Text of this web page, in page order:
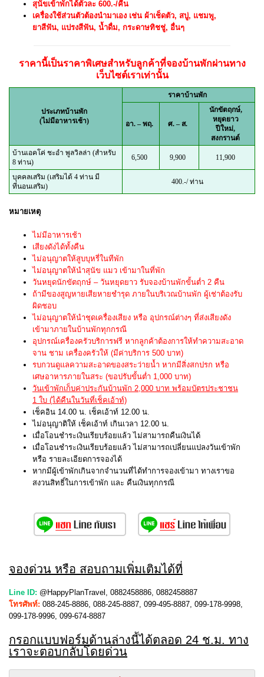
สุนัขเข้าพักได้ตัวละ 600.-/คืน
เครื่องใช้ส่วนตัวต้องนำมาเอง เช่น ผ้าเช็ดตัว, สบู่, แชมพู,
ยาสีฟัน, แปรงสีฟัน, น้ำดื่ม, กระดาษทิชชู่, อื่นๆ
ราคานี้เป็นราคาพิเศษสำหรับลูกค้าที่จองบ้านพักผ่านทาง
เว็บไซต์เราเท่านั้น
ประเภทบ้านพัก
(ไม่มีอาหารเช้า)
ราคาบ้านพัก
อา. – พฤ. ศ. – ส.
นักขัตฤกษ์,
หยุดยาว
ปีใหม่,
สงกรานต์
บ้านเอคโค่ ชะอำ พูลวิลล่า (สำหรับ
8 ท่าน)
6,500 9,900 11,900
บุคคลเสริม (เสริมได้ 4 ท่าน มี
ที่นอนเสริม)
400.-/ ท่าน
หมายเหตุ
ไม่มีอาหารเช้า
เสียงดังได้ทั้งคืน
ไม่อนุญาตให้สูบบุหรี่ในทีพัก
ไม่อนุญาตให้นำสุนัข แมว เข้ามาในที่พัก
วันหยุดนักขัตฤกษ์ – วันหยุดยาว รับจองบ้านพักขั้นต่ำ 2 คืน
ถ้ามีของสูญหายเสียหายชำรุด ภายในบริเวณบ้านพัก ผู้เช่าต้องรับ
ผิดชอบ
ไม่อนุญาตให้นำชุดเครื่องเสียง หรือ อุปกรณ์ต่างๆ ที่ส่งเสียงดัง
เข้ามาภายในบ้านพักทุกกรณี
อุปกรณ์เครื่องครัวบริการฟรี หากลูกค้าต้องการให้ทำความสะอาด
จาน ชาม เครื่องครัวให้ (มีค่าบริการ 500 บาท)
รบกวนดูแลความสะอาดของสระว่ายน้ำ หากมีสิ่งสกปรก หรือ
เศษอาหารภายในสระ (ขอปรับขั้นต่ำ 1,000 บาท)
วันเข้าพักเก็บค่าประกันบ้านพัก 2,000 บาท พร้อมบัตรประชาชน
1 ใบ (ได้คืนในวันที่เช็คเอ้าท์)
เช็คอิน 14.00 น. เช็คเอ้าท์ 12.00 น.
ไม่อนุญาติให้ เช็คเอ้าท์ เกินเวลา 12.00 น.
เมื่อโอนชำระเงินเรียบร้อยแล้ว ไม่สามารถคืนเงินได้
เมื่อโอนชำระเงินเรียบร้อยแล้ว ไม่สามารถเปลี่ยนแปลงวันเข้าพัก
หรือ รายละเอียดการจองได้
หากมีผู้เข้าพักเกินจากจำนวนที่ได้ทำการจองเข้ามา ทางเราขอ
สงวนสิทธิ์ในการเข้าพัก และ คืนเงินทุกกรณี
จองด่วน หรือ สอบถามเพิ่มเติมได้ที่
Line ID: @HappyPlanTravel, 0882458886, 0882458887
โทรศัพท์: 088-245-8886, 088-245-8887, 099-495-8887, 099-178-9998,
099-178-9996, 099-674-8887
กรอกแบบฟอร์มด้านล่างนี้ได้ตลอด 24 ช.ม. ทาง
เราจะตอบกลับโดยด่วน